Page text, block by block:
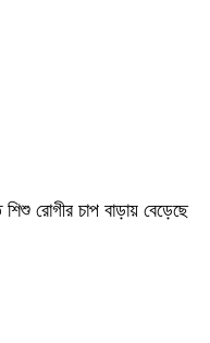
রোগীর চাপ বাড়ায় বেড়েছে